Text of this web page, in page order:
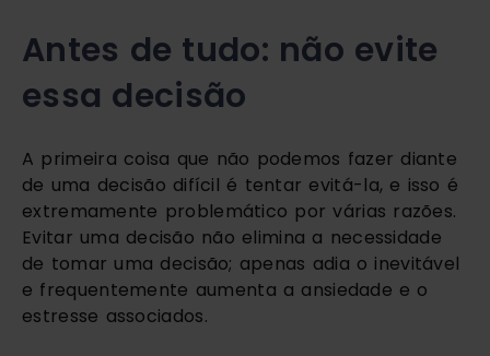
Antes de tudo: não evite
essa decisão
A primeira coisa que não podemos fazer diante
de uma decisão difícil é tentar evitá-la, e isso é
extremamente problemático por várias razões.
Evitar uma decisão não elimina a necessidade
de tomar uma decisão; apenas adia o inevitável
e frequentemente aumenta a ansiedade e o
estresse associados.